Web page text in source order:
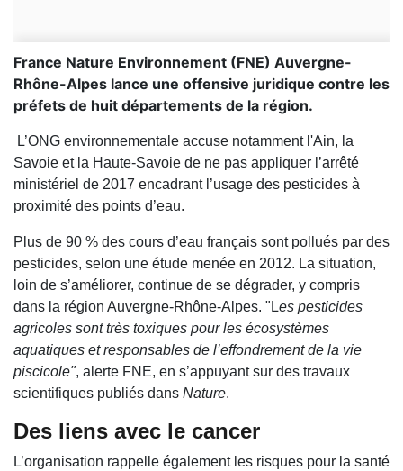
France Nature Environnement (FNE) Auvergne-
Rhône-Alpes lance une offensive juridique contre les
préfets de huit départements de la région.
L’ONG environnementale accuse notamment l'Ain, la
Savoie et la Haute-Savoie de ne pas appliquer l’arrêté
ministériel de 2017 encadrant l’usage des pesticides à
proximité des points d’eau.
Plus de 90 % des cours d’eau français sont pollués par des
pesticides, selon une étude menée en 2012. La situation,
loin de s’améliorer, continue de se dégrader, y compris
dans la région Auvergne-Rhône-Alpes. "Les pesticides
agricoles sont très toxiques pour les écosystèmes
aquatiques et responsables de l’effondrement de la vie
piscicole", alerte FNE, en s’appuyant sur des travaux
scientifiques publiés dans Nature.
Des liens avec le cancer
L’organisation rappelle également les risques pour la santé